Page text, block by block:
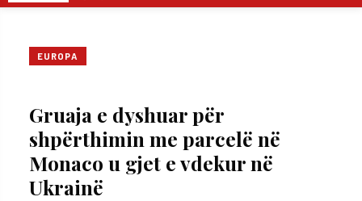
EUROPA
Gruaja e dyshuar për
shpërthimin me parcelë në
Monaco u gjet e vdekur në
Ukrainë